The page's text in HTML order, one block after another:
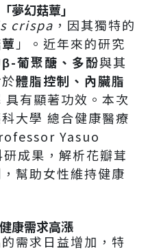
幻菇蕈」
crispa ，因其獨特的
」。近年來的研究
β-葡聚醣、多酚與其
體脂控制、內臟脂
具有顯著功效。本次
大學 總合健康醫療
Yasuo
成果，解析花瓣茸
幫助女性維持健康
康需求高漲
需求日益增加，特